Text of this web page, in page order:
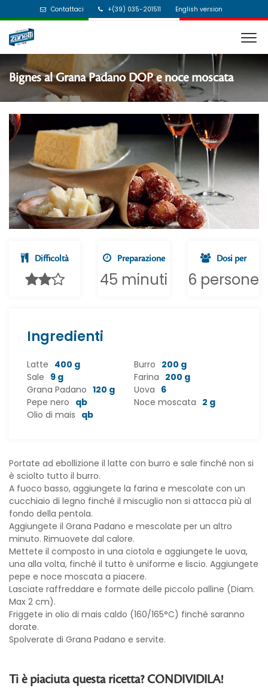
Contattaci +(39) 035-201511 English version
Bignes al Grana Padano DOP e noce moscata
Difficoltà Preparazione
45 minuti
Dosi per
6 persone
Ingredienti
Latte 400 g Burro 200 g
Sale 9 g Farina 200 g
Grana Padano 120 g Uova 6
Pepe nero qb Noce moscata 2 g
Olio di mais qb
Portate ad ebollizione il latte con burro e sale finché non si
è sciolto tutto il burro.
A fuoco basso, aggiungete la farina e mescolate con un
cucchiaio di legno finché il miscuglio non si attacca più al
fondo della pentola.
Aggiungete il Grana Padano e mescolate per un altro
minuto. Rimuovete dal calore.
Mettete il composto in una ciotola e aggiungete le uova,
una alla volta, finché il tutto è uniforme e liscio. Aggiungete
pepe e noce moscata a piacere.
Lasciate raffreddare e formate delle piccolo palline (Diam.
Max 2 cm).
Friggete in olio di mais caldo (160/165°C) finché saranno
dorate.
Spolverate di Grana Padano e servite.
Ti è piaciuta questa ricetta? CONDIVIDILA!